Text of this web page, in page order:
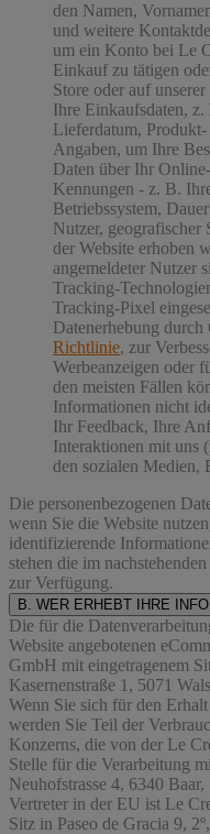
den Namen,
und weitere
um ein Konto bei Le
Einkauf zu tätigen
Store oder auf
Ihre Einkaufsdaten,
Lieferdatum,
Angaben, um Ihre
Daten über Ihr
Kennungen - z. B.
Betriebssystem,
Nutzer, geografischer
der Website erhoben
angemeldeter Nutzer
Tracking-
Tracking-Pixel
Datenerhebung durch
Richtlinie, zur
Werbeanzeigen oder
den meisten Fällen
Informationen nicht
Ihr Feedback, Ihre
Interaktionen mit uns
den sozialen Medien,
Die personenbezogenen
wenn Sie die Website
identifizierende
stehen die im nachstehenden
zur Verfügung.
B. WER ERHEBT IHRE
Die für die
Website angebotenen
GmbH mit eingetragenem
Kasernenstraße 1, 5071
Wenn Sie sich für den
werden Sie Teil der
Konzerns, die von der Le
Stelle für die Verarbeitung
Neuhofstrasse 4, 6340
Vertreter in der EU ist Le
Sitz in Paseo de Gracia 9,